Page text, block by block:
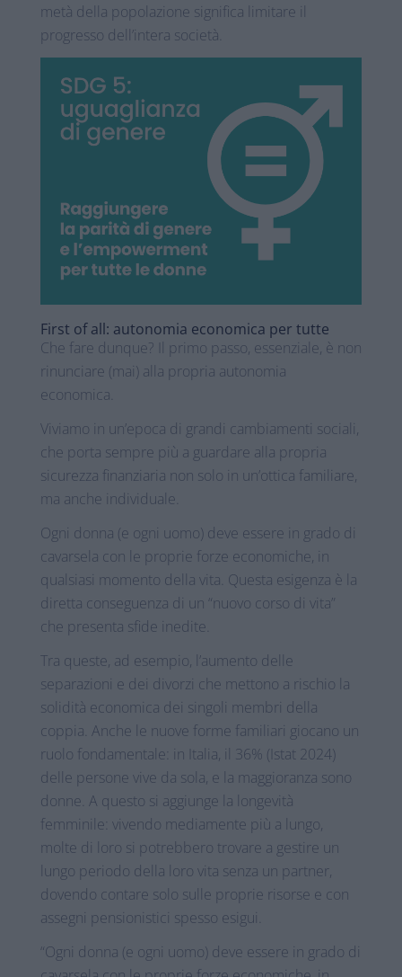
metà della popolazione significa limitare il
progresso dell’intera società.
First of all: autonomia economica per tutte
Che fare dunque? Il primo passo, essenziale, è non
rinunciare (mai) alla propria autonomia
economica.
Viviamo in un’epoca di grandi cambiamenti sociali,
che porta sempre più a guardare alla propria
sicurezza finanziaria non solo in un’ottica familiare,
ma anche individuale.
Ogni donna (e ogni uomo) deve essere in grado di
cavarsela con le proprie forze economiche, in
qualsiasi momento della vita. Questa esigenza è la
diretta conseguenza di un “nuovo corso di vita”
che presenta sfide inedite.
Tra queste, ad esempio, l’aumento delle
separazioni e dei divorzi che mettono a rischio la
solidità economica dei singoli membri della
coppia. Anche le nuove forme familiari giocano un
ruolo fondamentale: in Italia, il 36% (Istat 2024)
delle persone vive da sola, e la maggioranza sono
donne. A questo si aggiunge la longevità
femminile: vivendo mediamente più a lungo,
molte di loro si potrebbero trovare a gestire un
lungo periodo della loro vita senza un partner,
dovendo contare solo sulle proprie risorse e con
assegni pensionistici spesso esigui.
“Ogni donna (e ogni uomo) deve essere in grado di